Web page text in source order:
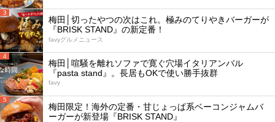
3
梅田│切ったやつの次はこれ。極みのてりやきバーガーが
『BRISK STAND』の新定番！
favyグルメニュース
4
梅田│喧騒を離れソファで寛ぐ穴場イタリアンバル
『pasta stand』。長居もOKで使い勝手抜群
favy
5
梅田限定！海外の定番・甘じょっぱ系ベーコンジャムバ
ーガーが新登場『BRISK STAND』